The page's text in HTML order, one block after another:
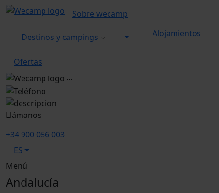
Sobre wecamp
Destinos y campings Alojamientos
Ofertas
...
Llámanos
+34 900 056 003
ES
Menú
Andalucía